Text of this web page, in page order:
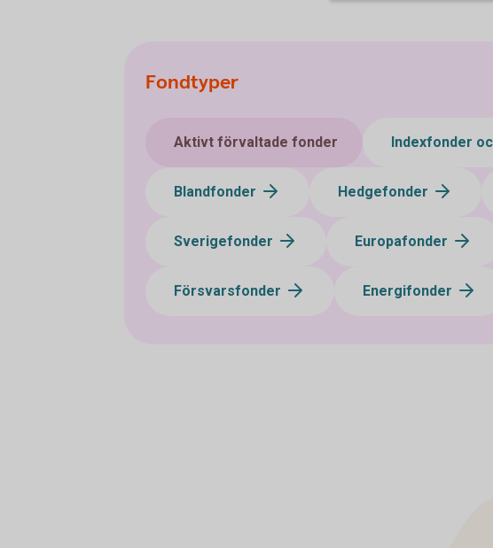
Fondtyper
Aktivt förvaltade fonder Indexfonder
Blandfonder Hedgefonder
Sverigefonder Europafonder
Försvarsfonder Energifonder